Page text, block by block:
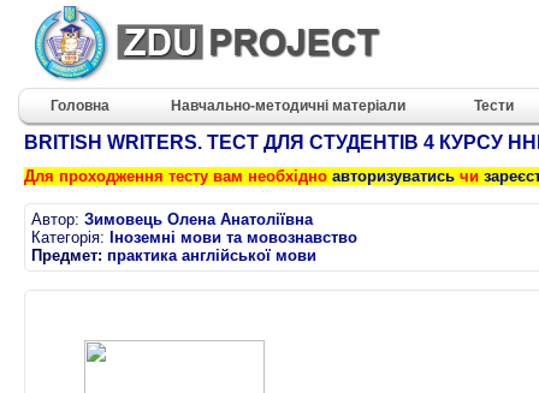
Головна Навчально-методичні матеріали Тести
BRITISH WRITERS. ТЕСТ ДЛЯ СТУДЕНТІВ 4 КУРСУ
Для проходження тесту вам необхідно авторизуватись чи
Автор: Зимовець Олена Анатоліївна
Категорія: Іноземні мови та мовознавство
Предмет: практика англійської мови